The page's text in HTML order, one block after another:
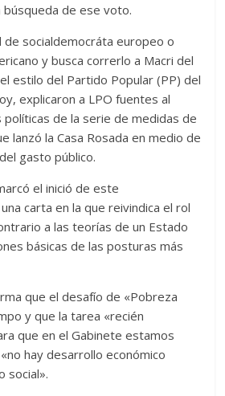
de ese voto.
de socialdemocráta europeo o
y busca correrlo a Macri del
estilo del Partido Popular (PP) del
explicaron a LPO fuentes al
de la serie de medidas de
lanzó la Casa Rosada en medio de
gasto público.
el inició de este
carta en la que reivindica el rol
a las teorías de un Estado
básicas de las posturas más
que el desafío de «Pobreza
y que la tarea «recién
que en el Gabinete estamos
hay desarrollo económico
social».